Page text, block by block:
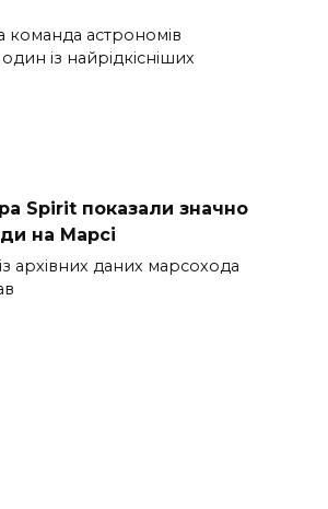
команда астрономів
із найрідкісніших
Spirit показали значно
на Марсі
архівних даних марсохода